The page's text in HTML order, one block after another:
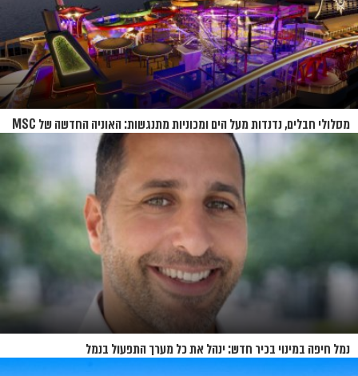
מסלולי חבלים, נדנדות מעל הים ומכוניות מתנגשות: האוניה החדשה של MSC
נמל חיפה במינוי בכיר חדש: ינהל את כל מערך התפעול בנמל